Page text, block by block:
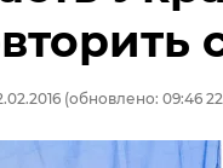
(обновлено: 09:46